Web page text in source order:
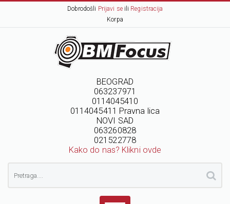
Dobrodošli Prijavi seili Registracija
Korpa
BEOGRAD
063237971
0114045410
0114045411 Pravna lica
NOVI SAD
063260828
021522778
Kako do nas? Klikni ovde